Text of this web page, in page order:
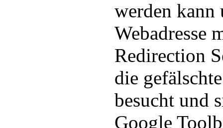
werden kann
Webadresse
Redirection
die
besucht und
Google